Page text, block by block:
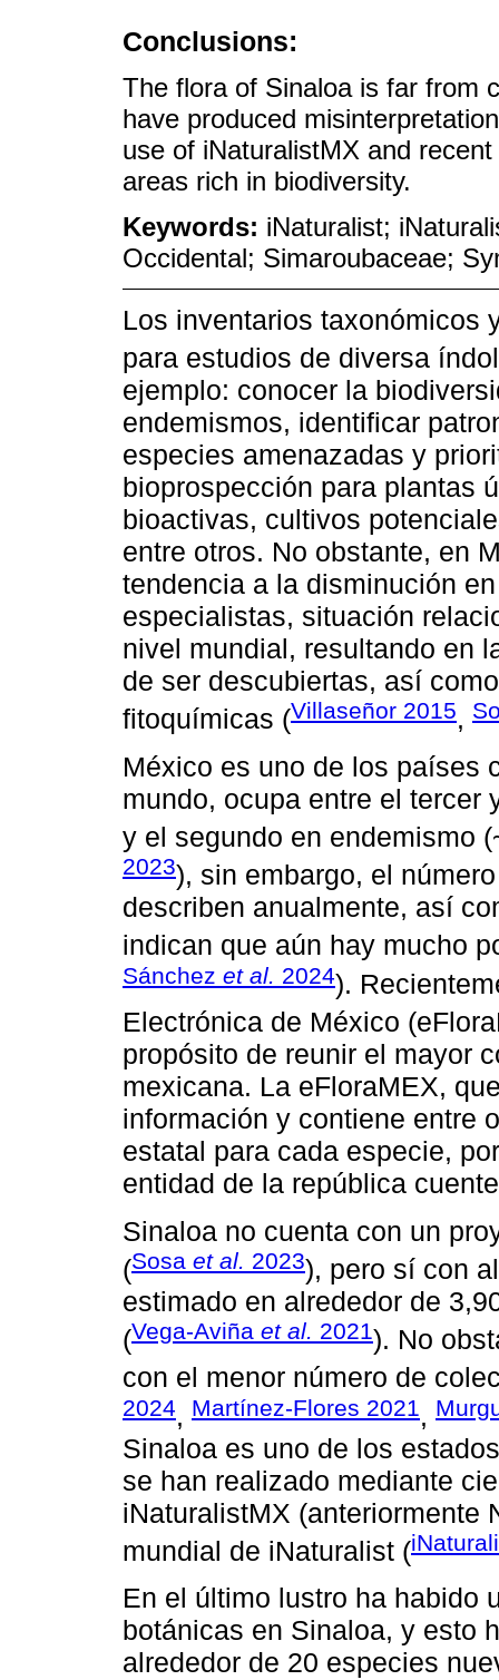
Conclusions:
The flora of Sinaloa is far from
have produced
use of iNaturalistMX and
areas rich in biodiversity.
Keywords: iNaturalist;
Occidental; Simaroubaceae;
Los inventarios taxonómicos
para estudios de diversa
ejemplo: conocer la
endemismos, identificar
especies amenazadas y
bioprospección para plantas
bioactivas, cultivos
entre otros. No obstante, en
tendencia a la disminución
especialistas, situación
nivel mundial, resultando en
de ser descubiertas, así
fitoquímicas (Villaseñor 2015,
México es uno de los países
mundo, ocupa entre el tercer
y el segundo en endemismo
2023), sin embargo, el
describen anualmente, así
indican que aún hay mucho
Sánchez et al. 2024).
Electrónica de México
propósito de reunir el mayor
mexicana. La eFloraMEX,
información y contiene entre
estatal para cada especie,
entidad de la república
Sinaloa no cuenta con un
(Sosa et al. 2023), pero sí con
estimado en alrededor de
(Vega-Aviña et al. 2021). No
con el menor número de
2024, Martínez-Flores 2021 ,
Sinaloa es uno de los
se han realizado mediante
iNaturalistMX (anteriormente
mundial de iNaturalist (
En el último lustro ha habido
botánicas en Sinaloa, y esto
alrededor de 20 especies